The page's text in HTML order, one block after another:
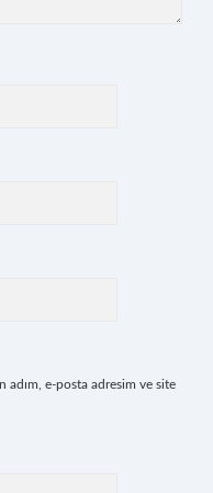
adım, e-posta adresim ve site